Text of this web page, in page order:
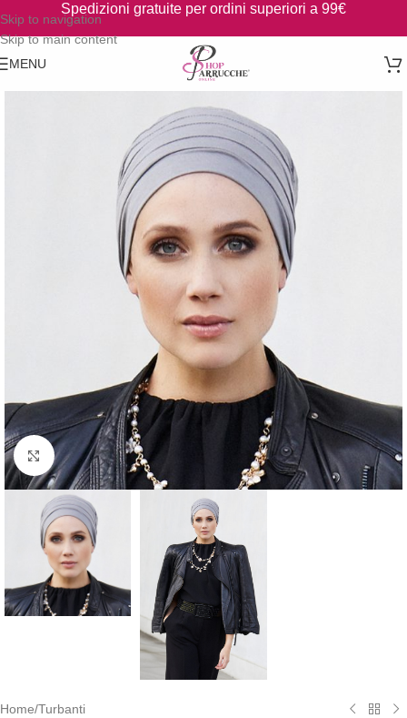
Skip to navigation
Skip to main content
Spedizioni gratuite per ordini superiori a 99€
MENU
Clicca per ingrandire
Home/Turbanti